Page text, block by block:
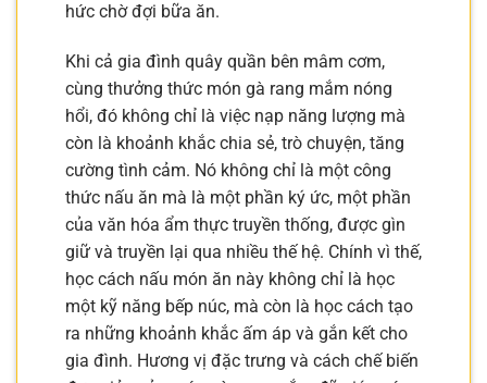
hức chờ đợi bữa ăn.
Khi cả gia đình quây quần bên mâm cơm,
cùng thưởng thức món gà rang mắm nóng
hổi, đó không chỉ là việc nạp năng lượng mà
còn là khoảnh khắc chia sẻ, trò chuyện, tăng
cường tình cảm. Nó không chỉ là một công
thức nấu ăn mà là một phần ký ức, một phần
của văn hóa ẩm thực truyền thống, được gìn
giữ và truyền lại qua nhiều thế hệ. Chính vì thế,
học cách nấu món ăn này không chỉ là học
một kỹ năng bếp núc, mà còn là học cách tạo
ra những khoảnh khắc ấm áp và gắn kết cho
gia đình. Hương vị đặc trưng và cách chế biến